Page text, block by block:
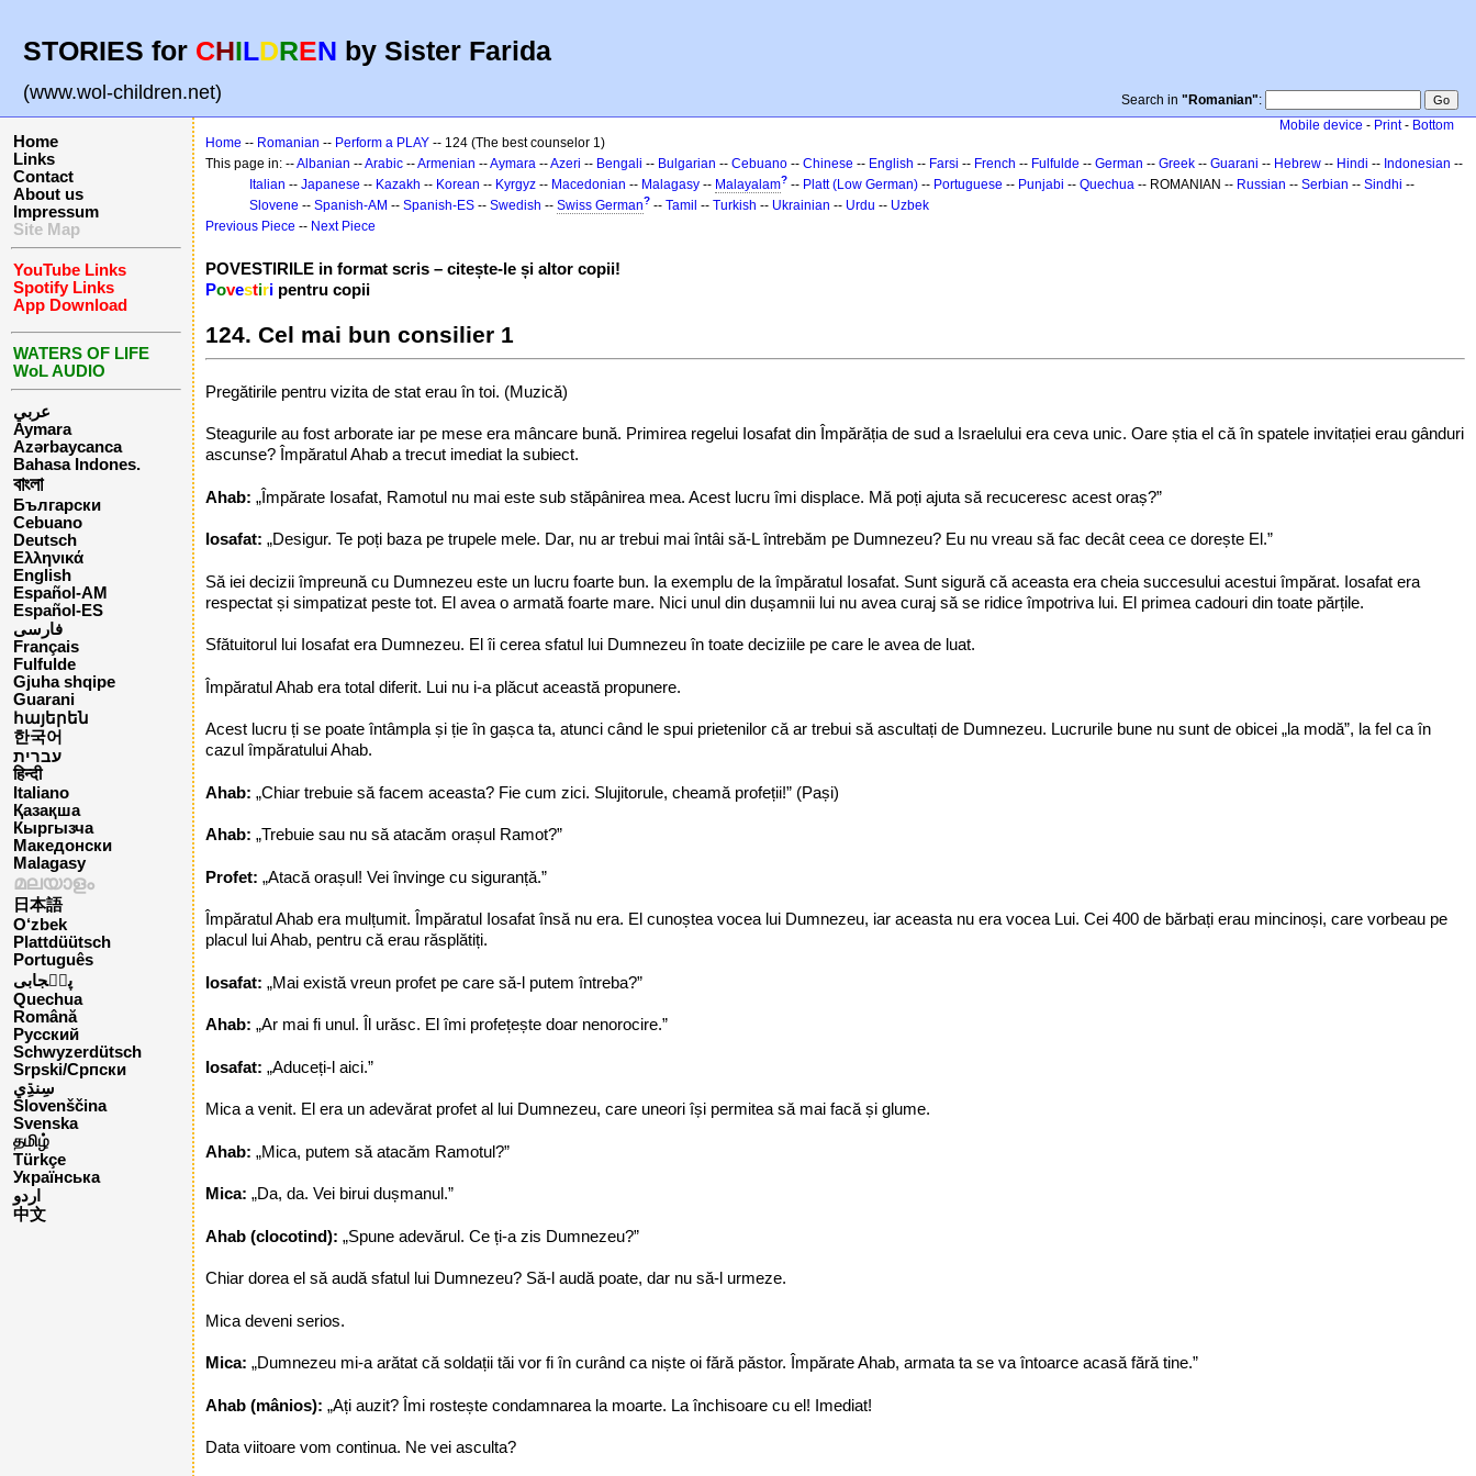
STORIES for CHILDREN by Sister Farida
(www.wol-children.net) Search in "Romanian":
Home
Links
Contact
About us
Impressum
Site Map
YouTube Links
Spotify Links
App Download
WATERS OF LIFE
WoL AUDIO
عربي
Aymara
Azərbaycanca
Bahasa Indones.
বাংলা
Български
Cebuano
Deutsch
Ελληνικά
English
Español-AM
Español-ES
فارسی
Français
Fulfulde
Gjuha shqipe
Guarani
հայերեն
한국어
עברית
हिन्दी
Italiano
Қазақша
Кыргызча
Македонски
Malagasy
മലയാളം
日本語
O‘zbek
Plattdüütsch
Português
پن٘جابی
Quechua
Română
Русский
Schwyzerdütsch
Srpski/Српски
Slovenščina
Svenska
தமிழ்
Türkçe
Українська
اردو
中文
Mobile device - Print- Bottom
Home -- Romanian -- Perform a PLAY -- 124 (The best counselor 1)
This page in: --Albanian --Arabic --Armenian --Aymara --Azeri -- Bengali -- Bulgarian -- Cebuano -- Chinese -- English -- Farsi -- French -- Fulfulde -- German -- Greek -- Guarani -- Hebrew -- Hindi -- Indonesian --
Italian -- Japanese -- Kazakh -- Korean -- Kyrgyz -- Macedonian -- Malagasy -- Malayalam? -- Platt (Low German) -- Portuguese -- Punjabi -- Quechua -- ROMANIAN -- Russian -- Serbian -- Sindhi --
Slovene -- Spanish-AM -- Spanish-ES -- Swedish -- Swiss German? -- Tamil -- Turkish -- Ukrainian -- Urdu -- Uzbek
Previous Piece -- Next Piece
POVESTIRILE in format scris – citește-le și altor copii!
Povestiri pentru copii
124. Cel mai bun consilier 1
Pregătirile pentru vizita de stat erau în toi. (Muzică)
Steagurile au fost arborate iar pe mese era mâncare bună. Primirea regelui Iosafat din Împărăția de sud a Israelului era ceva unic. Oare știa el că în spatele invitației erau gânduri
ascunse? Împăratul Ahab a trecut imediat la subiect.
Ahab: „Împărate Iosafat, Ramotul nu mai este sub stăpânirea mea. Acest lucru îmi displace. Mă poți ajuta să recuceresc acest oraș?”
Iosafat: „Desigur. Te poți baza pe trupele mele. Dar, nu ar trebui mai întâi să-L întrebăm pe Dumnezeu? Eu nu vreau să fac decât ceea ce dorește El.”
Să iei decizii împreună cu Dumnezeu este un lucru foarte bun. Ia exemplu de la împăratul Iosafat. Sunt sigură că aceasta era cheia succesului acestui împărat. Iosafat era
respectat și simpatizat peste tot. El avea o armată foarte mare. Nici unul din dușamnii lui nu avea curaj să se ridice împotriva lui. El primea cadouri din toate părțile.
Sfătuitorul lui Iosafat era Dumnezeu. El îi cerea sfatul lui Dumnezeu în toate deciziile pe care le avea de luat.
Împăratul Ahab era total diferit. Lui nu i-a plăcut această propunere.
Acest lucru ți se poate întâmpla și ție în gașca ta, atunci când le spui prietenilor că ar trebui să ascultați de Dumnezeu. Lucrurile bune nu sunt de obicei „la modă”, la fel ca în
cazul împăratului Ahab.
Ahab: „Chiar trebuie să facem aceasta? Fie cum zici. Slujitorule, cheamă profeții!” (Pași)
Ahab: „Trebuie sau nu să atacăm orașul Ramot?”
Profet: „Atacă orașul! Vei învinge cu siguranță.”
Împăratul Ahab era mulțumit. Împăratul Iosafat însă nu era. El cunoștea vocea lui Dumnezeu, iar aceasta nu era vocea Lui. Cei 400 de bărbați erau mincinoși, care vorbeau pe
placul lui Ahab, pentru că erau răsplătiți.
Iosafat: „Mai există vreun profet pe care să-l putem întreba?”
Ahab: „Ar mai fi unul. Îl urăsc. El îmi profețește doar nenorocire.”
Iosafat: „Aduceți-l aici.”
Mica a venit. El era un adevărat profet al lui Dumnezeu, care uneori își permitea să mai facă și glume.
Ahab: „Mica, putem să atacăm Ramotul?”
Mica: „Da, da. Vei birui dușmanul.”
Ahab (clocotind): „Spune adevărul. Ce ți-a zis Dumnezeu?”
Chiar dorea el să audă sfatul lui Dumnezeu? Să-l audă poate, dar nu să-l urmeze.
Mica deveni serios.
Mica: „Dumnezeu mi-a arătat că soldații tăi vor fi în curând ca niște oi fără păstor. Împărate Ahab, armata ta se va întoarce acasă fără tine.”
Ahab (mânios): „Ați auzit? Îmi rostește condamnarea la moarte. La închisoare cu el! Imediat!
Data viitoare vom continua. Ne vei asculta?